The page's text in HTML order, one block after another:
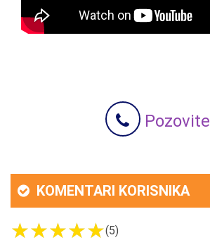
Pozovite
KOMENTARI KORISNIKA
(5)